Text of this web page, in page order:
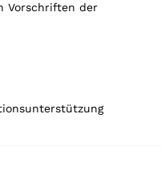
Vorschriften der